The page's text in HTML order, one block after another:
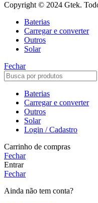
Copyright © 2024 Gtek.
Baterias
Carregar e converter
Outros
Solar
Fechar
Baterias
Carregar e converter
Outros
Solar
Login / Cadastro
Carrinho de compras
Fechar
Entrar
Fechar
Ainda não tem conta?